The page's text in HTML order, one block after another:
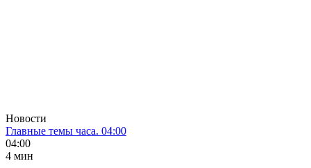
Новости
Главные темы часа. 04:00
04:00
4 мин